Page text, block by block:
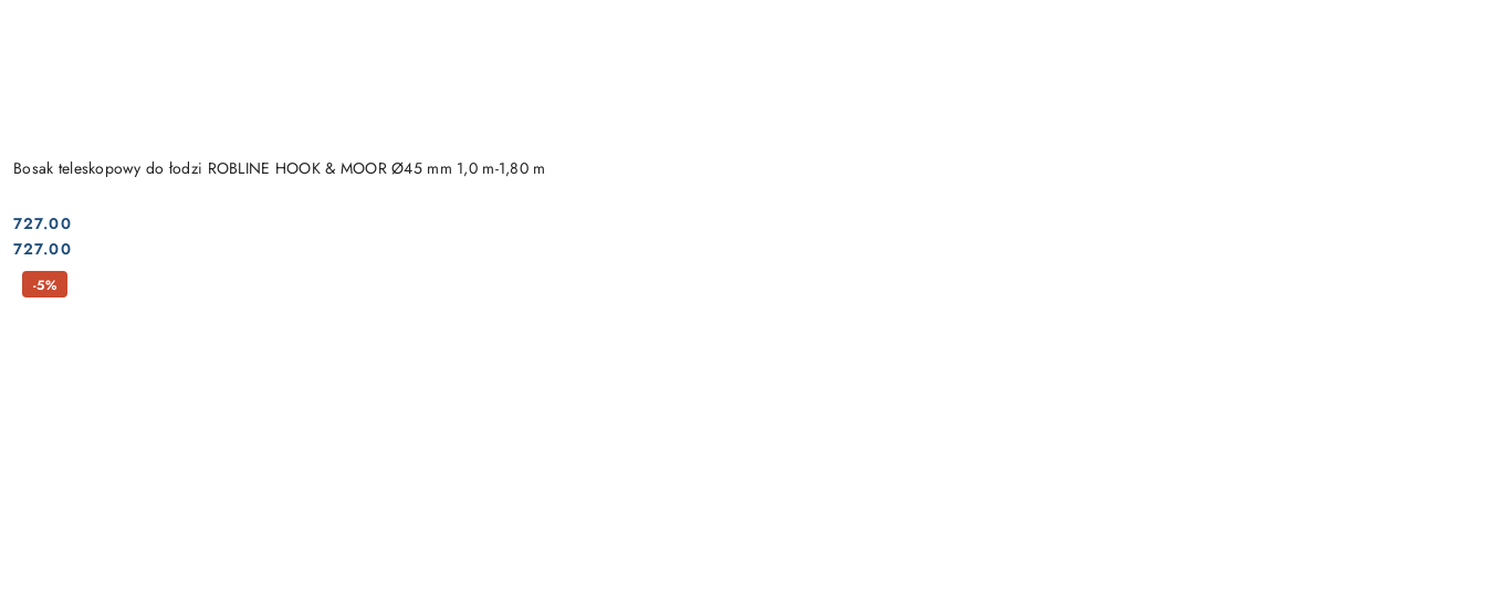
Bosak teleskopowy do łodzi ROBLINE HOOK & MOOR Ø45 mm 1,0 m-1,80 m
Cena:
727.00
Cena:
727.00
-5%